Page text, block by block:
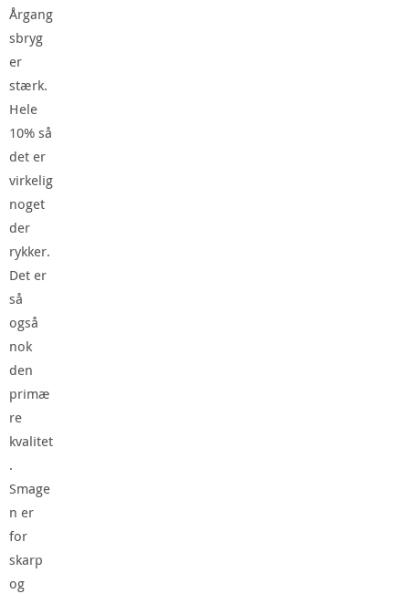
Årgang
sbryg
er
stærk.
Hele
10% så
det er
virkelig
noget
der
rykker.
Det er
så
også
nok
den
primæ
re
kvalitet
.
Smage
n er
for
skarp
og